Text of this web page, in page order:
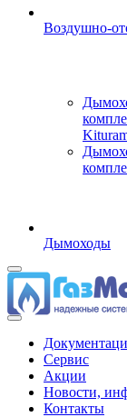
Воздушно-
Дымоходы
Сервис
Акции
Новости,
Контакты